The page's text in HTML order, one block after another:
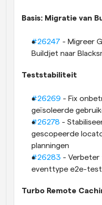
Basis: Migratie van
#26247 - Migreer
Buildjet naar
Teststabiliteit
#26269 - Fix
geïsoleerde
#26278 -
gescopeerde
planningen
#26283 - Verbeter
eventtype e2e-
Turbo Remote